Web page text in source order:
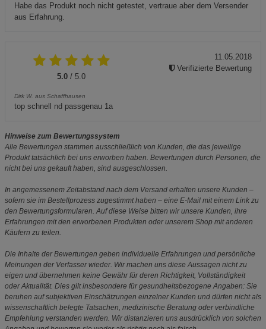
Habe das Produkt noch nicht getestet, vertraue aber dem Versender
aus Erfahrung.
5.0 / 5.0
Dirk W. aus Schaffhausen
top schnell nd passgenau 1a
11.05.2018
Verifizierte Bewertung
Hinweise zum Bewertungssystem
Alle Bewertungen stammen ausschließlich von Kunden, die das jeweilige
Produkt tatsächlich bei uns erworben haben. Bewertungen durch Personen, die
nicht bei uns gekauft haben, sind ausgeschlossen.
In angemessenem Zeitabstand nach dem Versand erhalten unsere Kunden –
sofern sie im Bestellprozess zugestimmt haben – eine E-Mail mit einem Link zu
den Bewertungsformularen. Auf diese Weise bitten wir unsere Kunden, ihre
Erfahrungen mit den erworbenen Produkten oder unserem Shop mit anderen
Käufern zu teilen.
Die Inhalte der Bewertungen geben individuelle Erfahrungen und persönliche
Meinungen der Verfasser wieder. Wir machen uns diese Aussagen nicht zu
eigen und übernehmen keine Gewähr für deren Richtigkeit, Vollständigkeit
oder Aktualität. Dies gilt insbesondere für gesundheitsbezogene Angaben: Sie
beruhen auf subjektiven Einschätzungen einzelner Kunden und dürfen nicht als
wissenschaftlich belegte Tatsachen, medizinische Beratung oder verbindliche
Empfehlung verstanden werden. Wir distanzieren uns ausdrücklich von solchen